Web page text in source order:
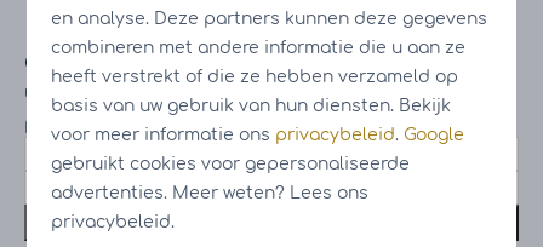
Blijf op de hoogte
Ontvang informatie over de laatste
updates en voortgang van onze
projecten
en analyse. Deze partners kunnen deze gegevens
combineren met andere informatie die u aan ze
heeft verstrekt of die ze hebben verzameld op
basis van uw gebruik van hun diensten. Bekijk
voor meer informatie ons privacybeleid. Google
gebruikt cookies voor gepersonaliseerde
advertenties. Meer weten? Lees ons
privacybeleid.